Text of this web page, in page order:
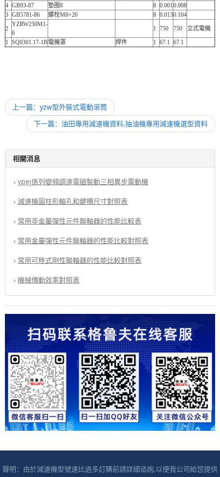
4 GB93-87 墊圈8 8 0.001 0.008
3 GB5781-86 螺栓M8×20 8 0.0130.104
2
YZRW250M1-
6
1 750 750
立式電機
1
SQ0301.17-1B電機罩 焊件 1 67.1 67.1
上一篇：yzw型外裝式電動滾筒
下一篇：油田專用減速機資料,抽油機專用減速機選型資料
相關消息
ypej係列變頻調速電磁製動三相異步電動機
減速機圓柱形軸孔和鍵槽尺寸對照表
常用非金屬彈性元件聯軸器的性能比較表
常用金屬彈性元件聯軸器的性能比較對照表
常用可移式剛性聯軸器的性能比較對照表
機械傳動效率對照表
聲明：由於減速機型號速比過多訂購前請詳細谘詢,以便我公司給您提供